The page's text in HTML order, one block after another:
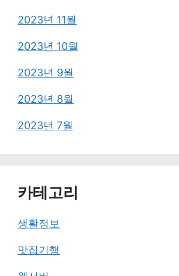
2023년 11월
2023년 10월
2023년 9월
2023년 8월
2023년 7월
카테고리
생활정보
맛집기행